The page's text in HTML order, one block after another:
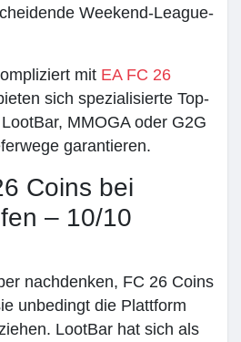
Weekend-League-
mit EA FC 26
sich spezialisierte Top-
MMOGA oder G2G
garantieren.
Coins bei
– 10/10
nachdenken, FC 26 Coins
unbedingt die Plattform
LootBar hat sich als